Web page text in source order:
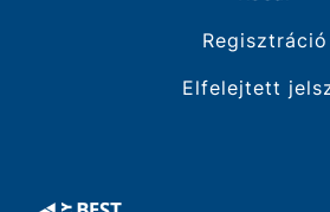
Regisztráció
Elfelejtett